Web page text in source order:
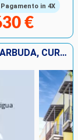
Pagamento in 4X
€
PORTORICO, STATI UNITI, ANTIGUA E BARBUDA, CURAÇAO, ARUBA